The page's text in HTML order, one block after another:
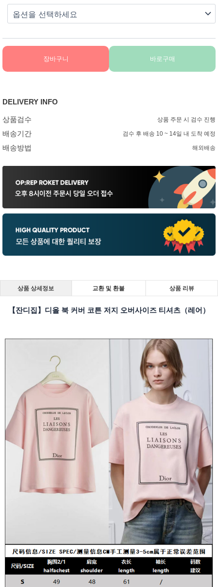
장바구니 바로구매
DELIVERY INFO
상품검수 상품 주문 시 검수 진행
배송기간 검수 후 배송 10 ~ 14일 내 도착 예정
배송방법 해외배송
상품 상세정보 교환 및 환불 상품 리뷰
【잔디집】디올 북 커버 코튼 저지 오버사이즈 티셔츠（레어）